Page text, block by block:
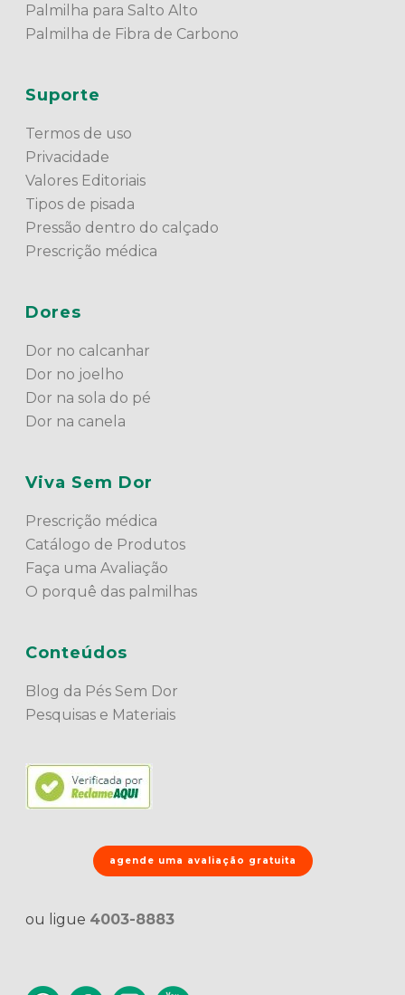
Palmilha para Salto Alto
Palmilha de Fibra de Carbono
Suporte
Termos de uso
Privacidade
Valores Editoriais
Tipos de pisada
Pressão dentro do calçado
Prescrição médica
Dores
Dor no calcanhar
Dor no joelho
Dor na sola do pé
Dor na canela
Viva Sem Dor
Prescrição médica
Catálogo de Produtos
Faça uma Avaliação
O porquê das palmilhas
Conteúdos
Blog da Pés Sem Dor
Pesquisas e Materiais
agende uma avaliação gratuita
ou ligue 4003-8883